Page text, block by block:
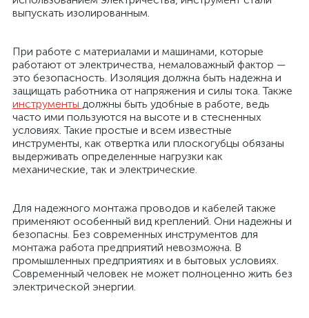
выпускать изолированным.
При работе с материалами и машинами, которые
работают от электричества, немаловажный фактор —
это безопасность. Изоляция должна быть надежна и
защищать работника от напряжения и силы тока. Также
инструменты должны быть удобные в работе, ведь
часто ими пользуются на высоте и в стесненных
условиях. Такие простые и всем известные
инструменты, как отвертка или плоскогубцы обязаны
выдерживать определенные нагрузки как
механические, так и электрические.
Для надежного монтажа проводов и кабелей также
применяют особенный вид креплений. Они надежны и
безопасны. Без современных инструментов для
монтажа работа предприятий невозможна. В
промышленных предприятиях и в бытовых условиях.
Современный человек не может полноценно жить без
электрической энергии.